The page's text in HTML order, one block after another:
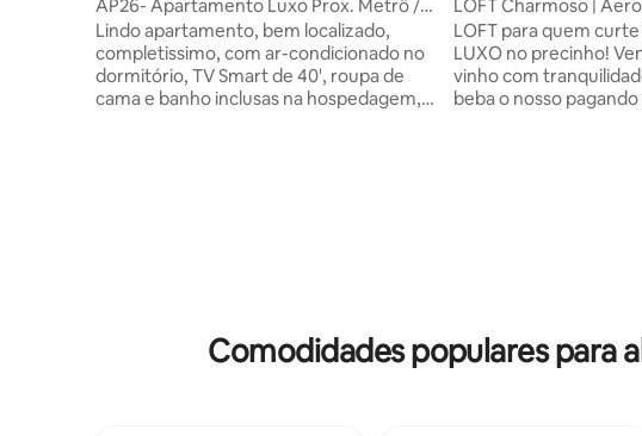
AP26- Apartamento Luxo Prox. Metrô /
CGH / SP EXPO
Lindo apartamento, bem localizado,
completissimo, com ar-condicionado no
dormitório, TV Smart de 40', roupa de
cama e banho inclusas na hospedagem,
LOFT Charmoso |
A/C
LOFT para quem curte
LUXO no precinho! Venha curtir seu
vinho com
beba o nosso
Comodidades populares para